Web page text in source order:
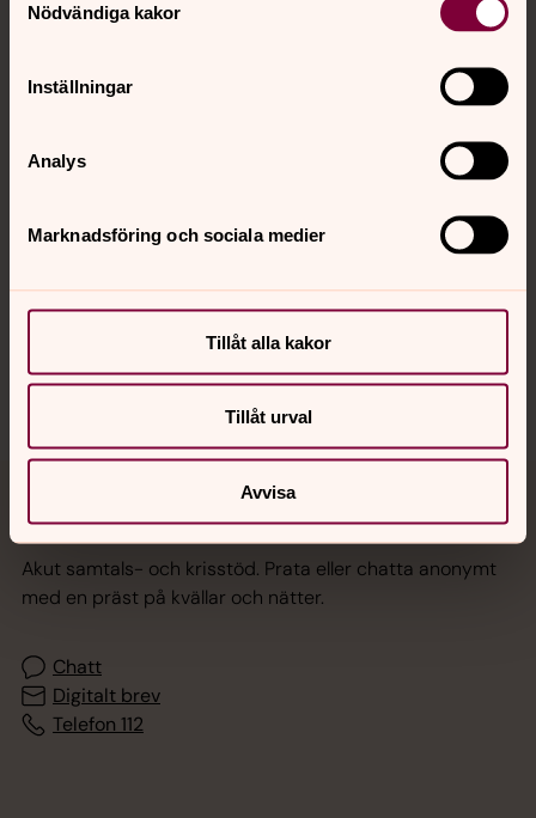
Nödvändiga kakor
Inställningar
Analys
Marknadsföring och sociala medier
Tillåt alla kakor
Tillåt urval
Avvisa
Kalender
Hitta snabbt
Jourhavande präst
Akut samtals- och krisstöd. Prata eller chatta anonymt
med en präst på kvällar och nätter.
Chatt
Digitalt brev
Telefon 112